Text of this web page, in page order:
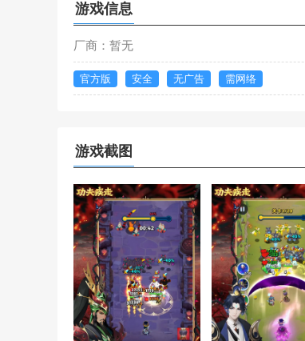
游戏信息
厂商：暂无
官方版 安全 无广告 需网络
游戏截图